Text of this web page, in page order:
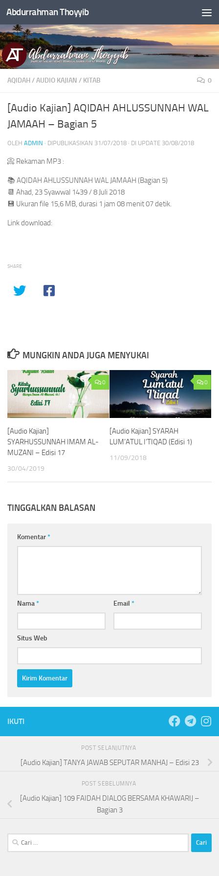
Skip to content
Abdurrahman Thoyyib
AQIDAH/AUDIO KAJIAN / KITAB 0
[Audio Kajian] AQIDAH AHLUSSUNNAH WAL
JAMAAH – Bagian 5
OLEH ADMIN · DIPUBLIKASIKAN 31/07/2018 · DI UPDATE 30/08/2018
📀 Rekaman MP3 :
📚 AQIDAH AHLUSSUNNAH WAL JAMAAH (Bagian 5)
📆 Ahad, 23 Syawwal 1439 / 8 Juli 2018
💾 Ukuran file 15,6 MB, durasi 1 jam 08 menit 07 detik.
Link download:
SHARE
MUNGKIN ANDA JUGA MENYUKAI
0
[Audio Kajian]
SYARHUSSUNNAH IMAM AL-
MUZANI – Edisi 17
30/04/2019
0
[Audio Kajian] SYARAH
LUM’ATUL I’TIQAD (Edisi 1)
11/09/2018
TINGGALKAN BALASAN
Komentar*
Nama* Email *
Situs Web
IKUTI
POST SELANJUTNYA
[Audio Kajian] TANYA JAWAB SEPUTAR MANHAJ – Edisi 23
POST SEBELUMNYA
[Audio Kajian] 109 FAIDAH DIALOG BERSAMA KHAWARIJ –
Bagian 3
Cari
untuk: